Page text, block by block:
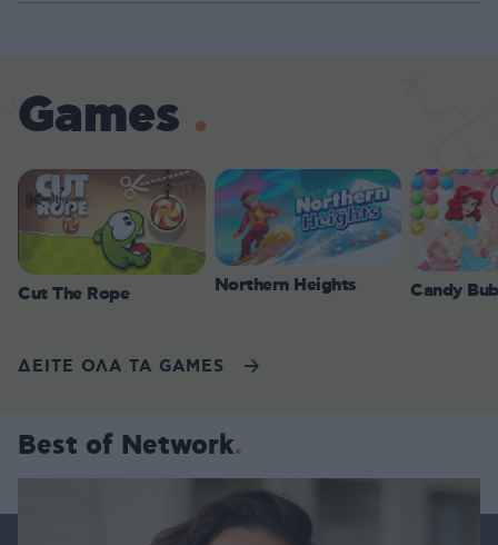
Games
Cut The Rope Northern Heights Candy
ΔΕΙΤΕ ΟΛΑ ΤΑ GAMES
Best of Network